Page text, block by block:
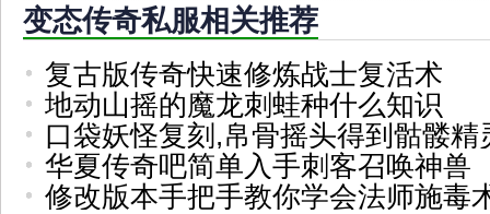
变态传奇私服相关推荐
复古版传奇快速修炼战士复活术
地动山摇的魔龙刺蛙种什么知识
口袋妖怪复刻,帛骨摇头得到骷髅精
华夏传奇吧简单入手刺客召唤神兽
修改版本手把手教你学会法师施毒